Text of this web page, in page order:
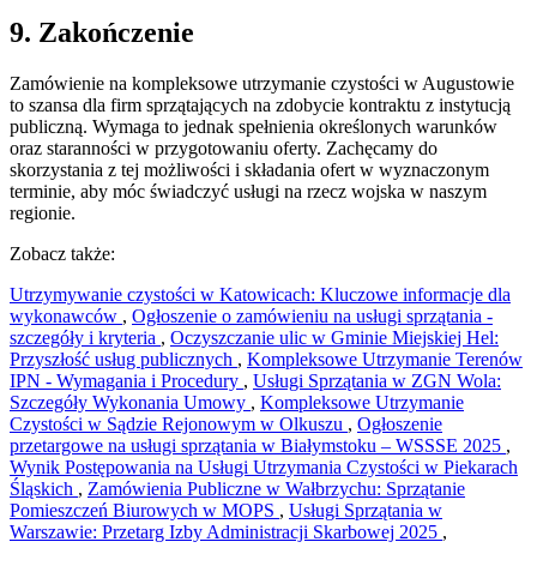
9. Zakończenie
Zamówienie na kompleksowe utrzymanie czystości w Augustowie
to szansa dla firm sprzątających na zdobycie kontraktu z instytucją
publiczną. Wymaga to jednak spełnienia określonych warunków
oraz staranności w przygotowaniu oferty. Zachęcamy do
skorzystania z tej możliwości i składania ofert w wyznaczonym
terminie, aby móc świadczyć usługi na rzecz wojska w naszym
regionie.
Zobacz także:
Utrzymywanie czystości w Katowicach: Kluczowe informacje dla
wykonawców , Ogłoszenie o zamówieniu na usługi sprzątania -
szczegóły i kryteria , Oczyszczanie ulic w Gminie Miejskiej Hel:
Przyszłość usług publicznych , Kompleksowe Utrzymanie Terenów
IPN - Wymagania i Procedury , Usługi Sprzątania w ZGN Wola:
Szczegóły Wykonania Umowy , Kompleksowe Utrzymanie
Czystości w Sądzie Rejonowym w Olkuszu , Ogłoszenie
przetargowe na usługi sprzątania w Białymstoku – WSSSE 2025 ,
Wynik Postępowania na Usługi Utrzymania Czystości w Piekarach
Śląskich , Zamówienia Publiczne w Wałbrzychu: Sprzątanie
Pomieszczeń Biurowych w MOPS , Usługi Sprzątania w
Warszawie: Przetarg Izby Administracji Skarbowej 2025 ,